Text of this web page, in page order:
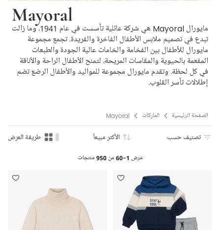
Mayoral
مايورال Mayoral هي شركة عائلية تأسست في عام 1941، وما زالت
تبدع في تصميم ملابس الأطفال الفاخرة والفريدة. تجمع مجموعة
مايورال للأطفال بين الفخامة والخامات عالية الجودة والطبعات
المفعمة بالحيوية والمقاسات المريحة، لتمنح الأطفال الراحة والأناقة
في كل لحظة. وتقدم مايورال مجموعة للمواليد والأطفال الرضع تضم
إطلالات تأسر القلوب.
الصفحة الرئيسية الماركات Mayoral
تصنيف حسب الأكثر مبيعاً طريقة العرض
عرض 1-60 من950 منتجات